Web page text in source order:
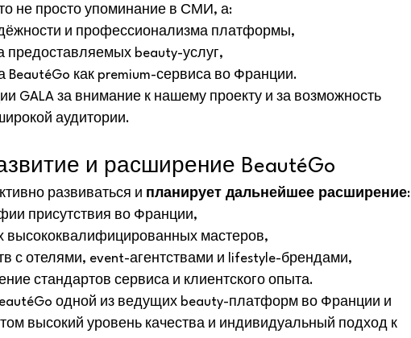
не просто упоминание в СМИ, а:
и профессионализма платформы,
предоставляемых beauty-услуг,
как premium-сервиса во Франции.
GALA за внимание к нашему проекту и за возможность
аудитории.
и расширение BeautéGo
развиваться и планирует дальнейшее расширение:
присутствия во Франции,
высококвалифицированных мастеров,
с отелями, event-агентствами и lifestyle-брендами,
стандартов сервиса и клиентского опыта.
одной из ведущих beauty-платформ во Франции и
высокий уровень качества и индивидуальный подход к